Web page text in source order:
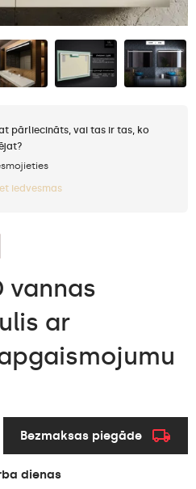
pārliecināts, vai tas ir tas, ko
iedvesmas
vannas
ar
Bezmaksas piegāde
dienas